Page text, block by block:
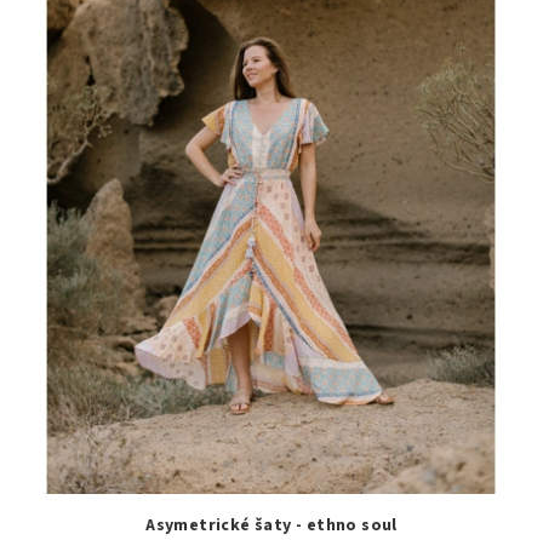
Asymetrické šaty - ethno soul